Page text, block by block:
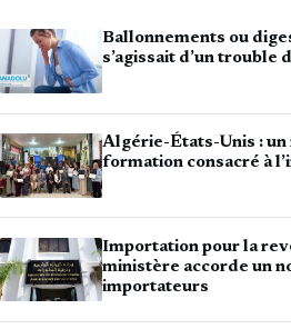
Ballonnements ou
s’agissait d’un trouble
Algérie-États-Unis : un
formation consacré à
Importation pour la
ministère accorde un
importateurs